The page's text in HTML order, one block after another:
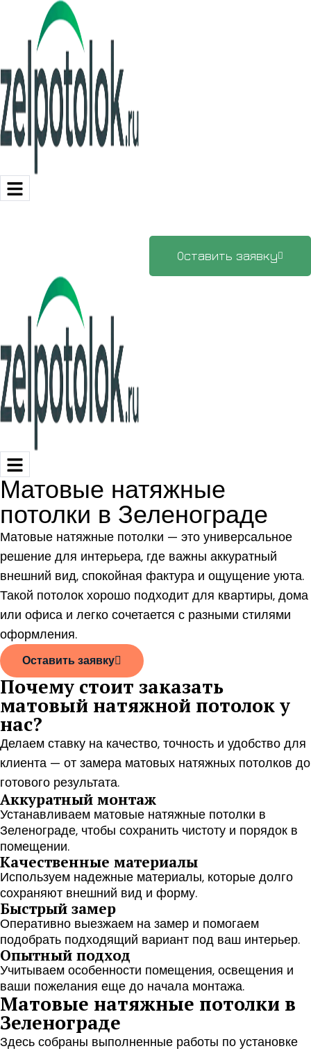
Оставить заявку
Матовые натяжные
потолки в Зеленограде
Матовые натяжные потолки — это универсальное
решение для интерьера, где важны аккуратный
внешний вид, спокойная фактура и ощущение уюта.
Такой потолок хорошо подходит для квартиры, дома
или офиса и легко сочетается с разными стилями
оформления.
Оставить заявку
Почему стоит заказать
матовый натяжной потолоку
нас?
Делаем ставку на качество, точность и удобство для
клиента — от замера матовых натяжных потолков до
готового результата.
Аккуратный монтаж
Устанавливаем матовые натяжные потолки в
Зеленограде, чтобы сохранить чистоту и порядок в
помещении.
Качественные материалы
Используем надежные материалы, которые долго
сохраняют внешний вид и форму.
Быстрый замер
Оперативно выезжаем на замер и помогаем
подобрать подходящий вариант под ваш интерьер.
Опытный подход
Учитываем особенности помещения, освещения и
ваши пожелания еще до начала монтажа.
Матовые натяжные потолки в
Зеленограде
Здесь собраны выполненные работы по установке